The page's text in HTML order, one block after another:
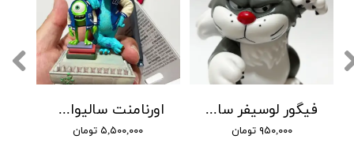
اورنامنت سالیوان و مایک دیزنی
۵,۵۰۰,۰۰۰ تومان
فیگور لوسیفر سایز بزرگ طرح 1
۹۵۰,۰۰۰ تومان